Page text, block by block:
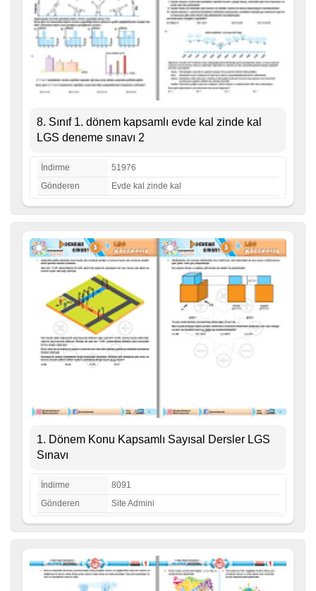
8. Sınıf 1. dönem kapsamlı evde kal zinde kal
LGS deneme sınavı 2
İndirme
51976
Gönderen
Evde kal zinde kal
1. Dönem Konu Kapsamlı Sayısal Dersler LGS
Sınavı
İndirme
8091
Gönderen
Site Admini